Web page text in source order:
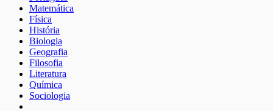
Matemática
Física
História
Biologia
Geografia
Filosofia
Literatura
Química
Sociologia